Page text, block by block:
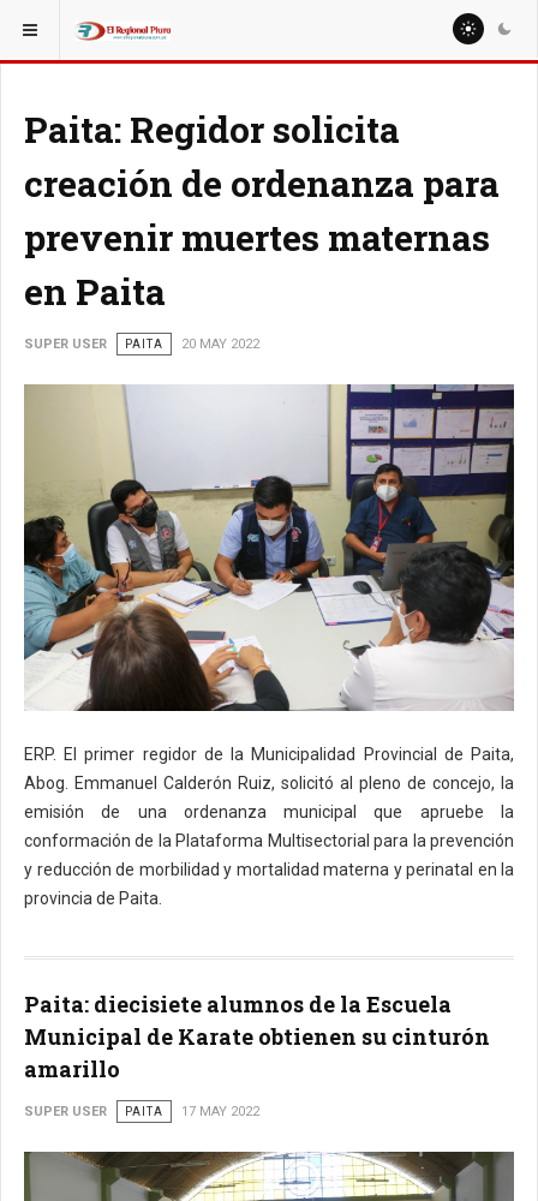
ESTÁ AQUÍ: REGIÓN PIURA
Paita: Regidor solicita
creación de ordenanza para
prevenir muertes maternas
en Paita
SUPER USER PAITA 20 MAY 2022
ERP. El primer regidor de la Municipalidad Provincial de Paita,
Abog. Emmanuel Calderón Ruiz, solicitó al pleno de concejo, la
emisión de una ordenanza municipal que apruebe la
conformación de la Plataforma Multisectorial para la prevención
y reducción de morbilidad y mortalidad materna y perinatal en la
provincia de Paita.
Paita: diecisiete alumnos de la Escuela
Municipal de Karate obtienen su cinturón
amarillo
SUPER USER PAITA 17 MAY 2022